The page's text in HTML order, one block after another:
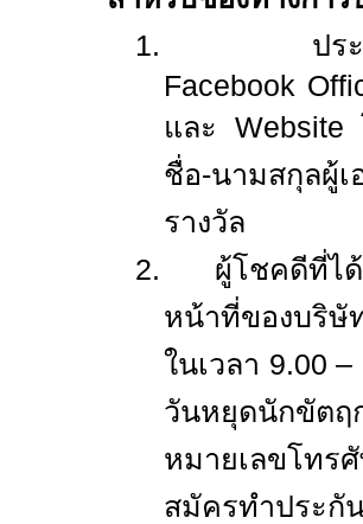
1.
ปร
Facebook
และ Website
ชื่อ-นามสกุลผู้
รางวัล
2.
ผู้โชคดีที่ไ
หน้าที่ของบริษั
ในเวลา 9.00 –
วันหยุดนักขัต
หมายเลขโทร
สมัครทำประกั